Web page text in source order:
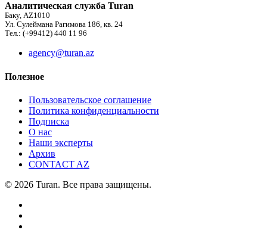
Аналитическая служба Turan
Баку, AZ1010
Ул. Сулеймана Рагимова 186, кв. 24
Тел.: (+99412) 440 11 96
agency@turan.az
Полезное
Пользовательское соглашение
Политика конфиденциальности
Подписка
О нас
Наши эксперты
Архив
CONTACT AZ
© 2026 Turan. Все права защищены.